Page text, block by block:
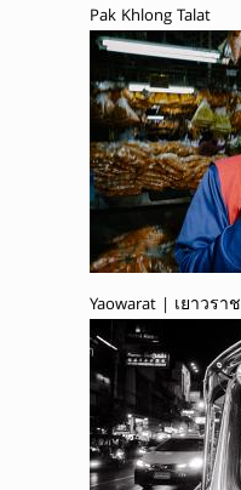
Pak Khlong Talat
Yaowarat | เยาวราช